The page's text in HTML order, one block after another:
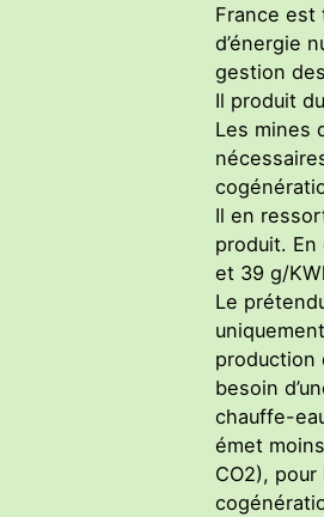
France est
d’énergie
gestion
Il produit
Les mines
Il en
produit.
et 39 g/
Le
production
besoin
chauffe-
émet
CO2),